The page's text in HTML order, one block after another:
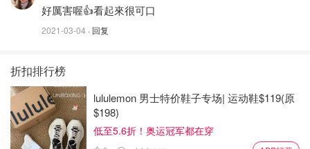
好厲害喔👍看起來很可口
2021-03-04 · 回复
折扣排行榜
lululemon 男士特价鞋子专场| 运动鞋$119(原
$198)
低至5.6折！奥运冠军都在穿